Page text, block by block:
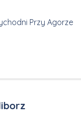
Przy Agorze